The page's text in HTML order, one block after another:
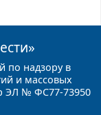
по надзору в
и массовых
ЭЛ № ФС77-73950